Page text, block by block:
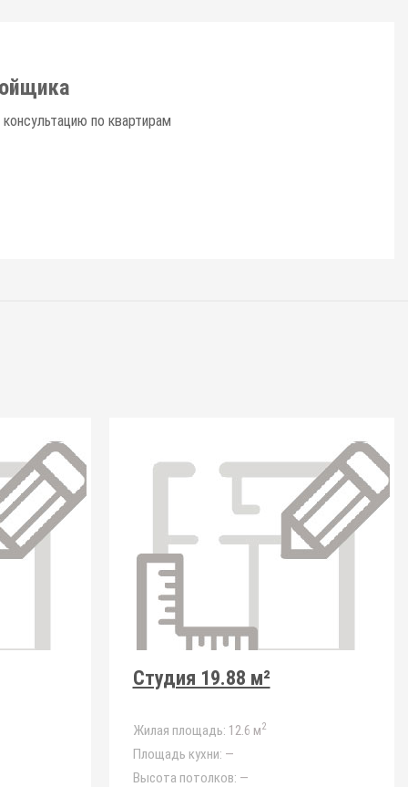
по квартирам
Студия 19.88 м²
Жилая площадь: 12.6 м2
Площадь кухни: —
Высота потолков: —